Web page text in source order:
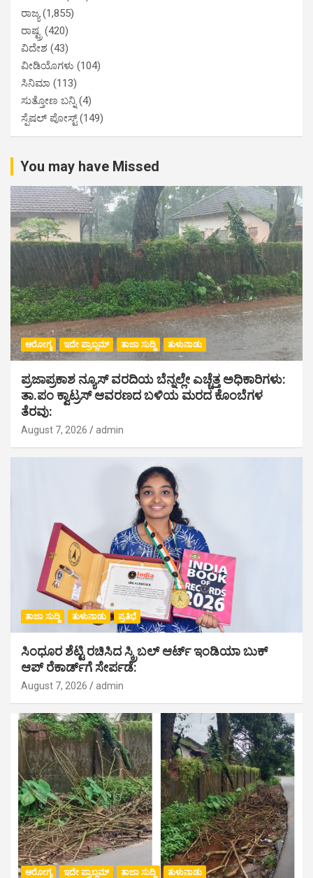
ರಾಜ್ಯ(1,855)
ರಾಷ್ಟ್ರ (420)
ವಿದೇಶ (43)
ವೀಡಿಯೊಗಳು (104)
ಸಿನಿಮಾ (113)
ಸುತ್ತೋಣ ಬನ್ನಿ (4)
ಸ್ಪೆಷಲ್ ಪೋಸ್ಟ್(149)
You may have Missed
ಆರೋಗ್ಯ ಇದೇ ಪ್ರಾಬ್ಲಮ್ ತಾಜಾ ಸುದ್ದಿ ತುಳುನಾಡು
ಪ್ರಜಾಪ್ರಕಾಶ ನ್ಯೂಸ್ ವರದಿಯ ಬೆನ್ನಲ್ಲೇ ಎಚ್ಚೆತ್ತ ಅಧಿಕಾರಿಗಳು:
ತಾ.ಪಂ ಕ್ವಾಟ್ರಸ್ ಆವರಣದ ಬಳಿಯ ಮರದ ಕೊಂಬೆಗಳ
ತೆರವು:
August 7, 2026 admin
ತಾಜಾ ಸುದ್ದಿ ತುಳುನಾಡು ಪ್ರತಿಭೆ
ಸಿಂಧೂರ ಶೆಟ್ಟಿ ರಚಿಸಿದ ಸ್ಕ್ರಿಬಲ್ ಆರ್ಟ್ ಇಂಡಿಯಾ ಬುಕ್
ಆಪ್ ರೆಕಾರ್ಡ್‌ಗೆ ಸೇರ್ಪಡೆ:
August 7, 2026 admin
ಆರೋಗ್ಯ ಇದೇ ಪ್ರಾಬ್ಲಮ್ ತಾಜಾ ಸುದ್ದಿ ತುಳುನಾಡು